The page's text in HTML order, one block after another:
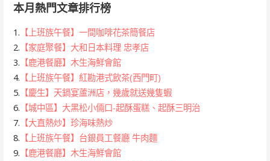
本月熱門文章排行榜
1. 【上班族午餐】一間咖啡花茶簡餐店
2. 【家庭聚餐】大和日本料理 忠孝店
3. 【鹿港餐廳】木生海鮮會館
4. 【上班族午餐】紅勘港式飲茶(西門町)
5. 【慶生】天鍋宴蘆洲店，幾歲就送幾隻蝦
6. 【城中區】大黑松小倆口-起酥蛋糕、起酥三明治
7. 【大直熱炒】珍海味熱炒
8. 【上班族午餐】台銀員工餐廳 牛肉麵
9. 【鹿港餐廳】木生海鮮會館